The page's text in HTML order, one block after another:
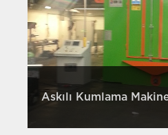
Askılı Kumlama